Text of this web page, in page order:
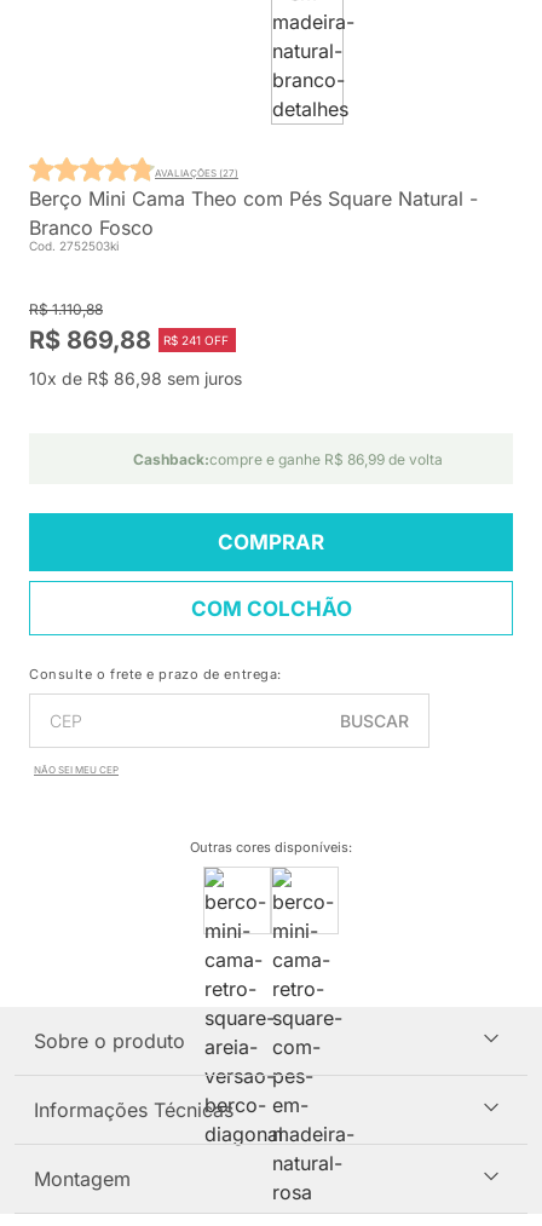
Berço Mini Cama Theo com Pés Square Natural -
Branco Fosco
Cod. 2752503ki
AVALIAÇÕES (27)
R$ 1.110,88
R$ 869,88 R$ 241 OFF
10x de R$ 86,98 sem juros
Cashback:compre e ganhe R$ 86,99 de volta
COMPRAR
COM COLCHÃO
Consulte o frete e prazo de entrega:
BUSCAR
NÃO SEI MEU CEP
Outras cores disponíveis:
Sobre o produto
Informações Técnicas
Montagem